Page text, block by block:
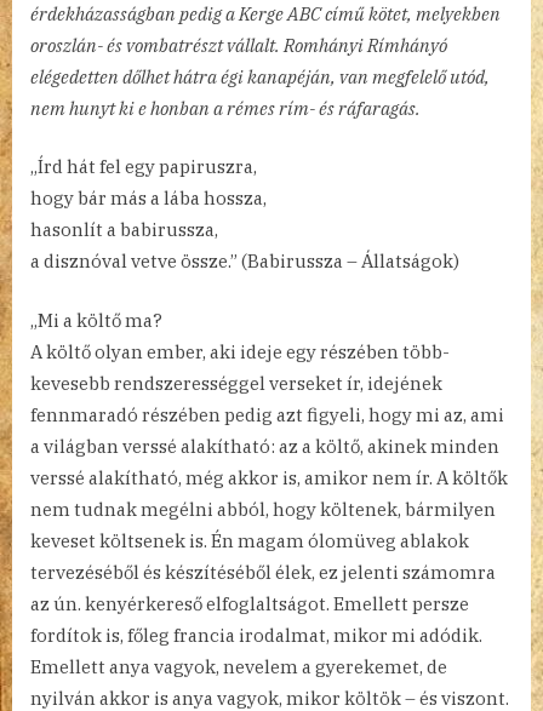
érdekházasságban pedig a Kerge ABC című kötet, melyekben
oroszlán- és vombatrészt vállalt. Romhányi Rímhányó
elégedetten dőlhet hátra égi kanapéján, van megfelelő utód,
nem hunyt ki e honban a rémes rím- és ráfaragás.
„Írd hát fel egy papiruszra,
hogy bár más a lába hossza,
hasonlít a babirussza,
a disznóval vetve össze.” (Babirussza – Állatságok)
„Mi a költő ma?
A költő olyan ember, aki ideje egy részében több-
kevesebb rendszerességgel verseket ír, idejének
fennmaradó részében pedig azt figyeli, hogy mi az, ami
a világban verssé alakítható: az a költő, akinek minden
verssé alakítható, még akkor is, amikor nem ír. A költők
nem tudnak megélni abból, hogy költenek, bármilyen
keveset költsenek is. Én magam ólomüveg ablakok
tervezéséből és készítéséből élek, ez jelenti számomra
az ún. kenyérkereső elfoglaltságot. Emellett persze
fordítok is, főleg francia irodalmat, mikor mi adódik.
Emellett anya vagyok, nevelem a gyerekemet, de
nyilván akkor is anya vagyok, mikor költök – és viszont.